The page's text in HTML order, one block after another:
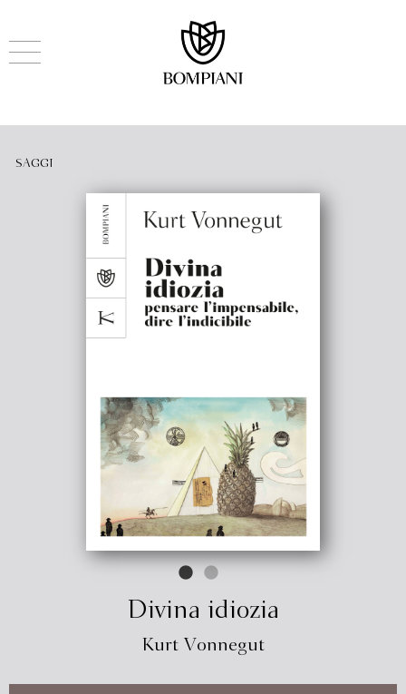
SAGGI
Divina idiozia
Kurt Vonnegut